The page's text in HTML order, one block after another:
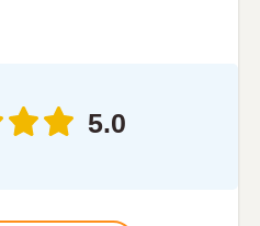
5.0